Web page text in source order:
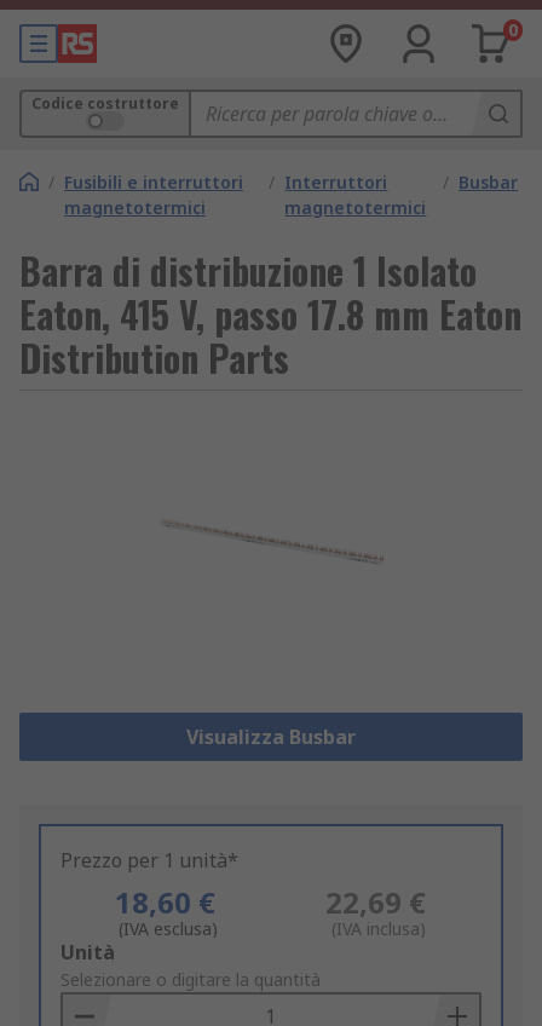
0
Codice costruttore
/ Fusibili e interruttori
magnetotermici
/ Interruttori
magnetotermici
/ Busbar
Barra di distribuzione 1 Isolato
Eaton, 415 V, passo 17.8 mm Eaton
Distribution Parts
Visualizza Busbar
Prezzo per 1 unità*
18,60 €
(IVA esclusa)
22,69 €
(IVA inclusa)
Add
to
Basket
Unità
Selezionare o digitare la quantità